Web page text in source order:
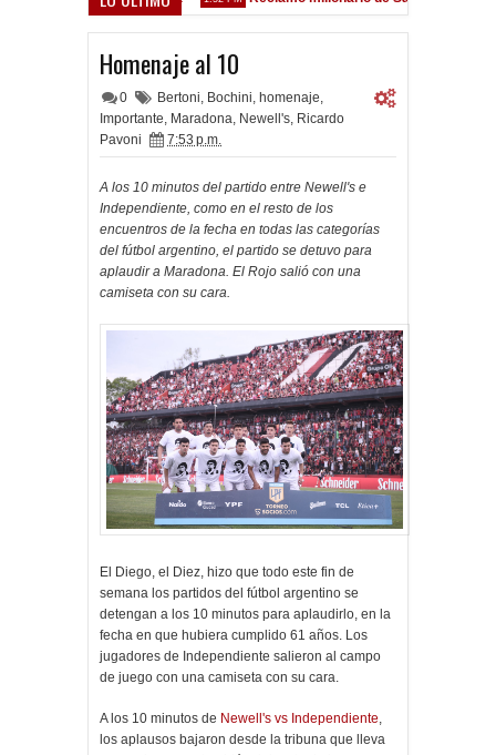
Homenaje al 10
0 Bertoni, Bochini, homenaje,
Importante, Maradona, Newell's, Ricardo
Pavoni
7:53 p.m.
A los 10 minutos del partido entre Newell's e
Independiente, como en el resto de los
encuentros de la fecha en todas las categorías
del fútbol argentino, el partido se detuvo para
aplaudir a Maradona. El Rojo salió con una
camiseta con su cara.
El Diego, el Diez, hizo que todo este fin de
semana los partidos del fútbol argentino se
detengan a los 10 minutos para aplaudirlo, en la
fecha en que hubiera cumplido 61 años. Los
jugadores de Independiente salieron al campo
de juego con una camiseta con su cara.
A los 10 minutos de Newell's vs Independiente
los aplausos bajaron desde la tribuna que lleva